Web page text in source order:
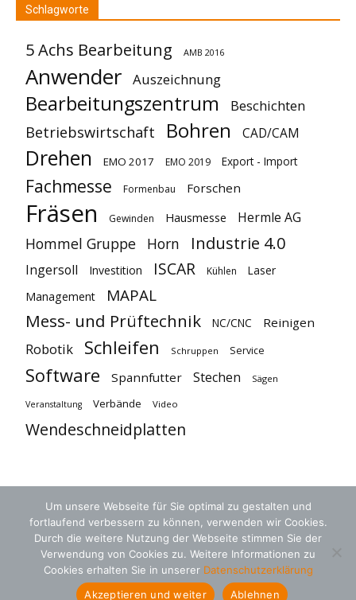
Schlagworte
5 Achs Bearbeitung AMB 2016
Anwender Auszeichnung
Bearbeitungszentrum Beschichten
Betriebswirtschaft Bohren CAD/CAM
Drehen EMO 2017 EMO 2019 Export - Import
Fachmesse Formenbau Forschen
Fräsen Gewinden Hausmesse Hermle AG
Hommel Gruppe Horn Industrie 4.0
Ingersoll Investition ISCAR Kühlen
Laser
Management
MAPAL
Mess- und Prüftechnik NC/CNC Reinigen
Robotik Schleifen Schruppen Service
Software Spannfutter Stechen Sägen
Veranstaltung Verbände Video
Wendeschneidplatten
AGB Datenschutz Kontakt
Um unsere Webseite für Sie optimal zu gestalten und
fortlaufend verbessern zu können, verwenden wir Cookies.
Durch die weitere Nutzung der Webseite stimmen Sie der
Verwendung von Cookies zu. Weitere Informationen zu
Cookies erhalten Sie in unserer Datenschutzerklärung
Akzeptieren und weiter
Ablehnen